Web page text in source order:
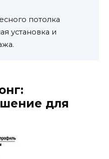
потолка
установка и
для